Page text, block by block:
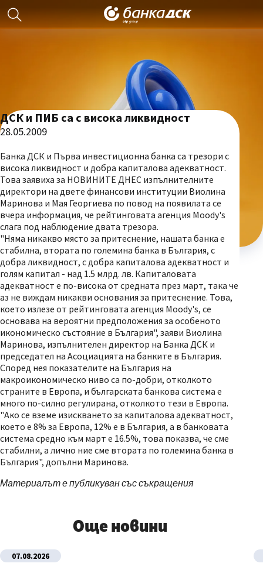
ДСК и ПИБ са с висока ликвидност
28.05.2009
Банка ДСК и Първа инвестиционна банка са трезори с
висока ликвидност и добра капиталова адекватност.
Това заявиха за НОВИНИТЕ ДНЕС изпълнителните
директори на двете финансови институции Виолина
Маринова и Мая Георгиева по повод на появилата се
вчера информация, че рейтинговата агенция Moody's
слага под наблюдение двата трезора.
"Няма никакво място за притеснение, нашата банка е
стабилна, втората по големина банка в България, с
добра ликвидност, с добра капиталова адекватност и
голям капитал - над 1.5 млрд. лв. Капиталовата
адекватност е по-висока от средната през март, така че
аз не виждам никакви основания за притеснение. Това,
което излезе от рейтинговата агенция Moody's, се
основава на вероятни предположения за особеното
икономическо състояние в България", заяви Виолина
Маринова, изпълнителен директор на Банка ДСК и
председател на Асоциацията на банките в България.
Според нея показателите на България на
макроикономическо ниво са по-добри, отколкото
страните в Европа, и българската банкова система е
много по-силно регулирана, отколкото тези в Европа.
"Ако се вземе изискването за капиталова адекватност,
което е 8% за Европа, 12% е в България, а в банковата
система средно към март е 16.5%, това показва, че сме
стабилни, а лично ние сме втората по големина банка в
България", допълни Маринова.
Материалът е публикуван със съкращения
Още новини
07.08.2026